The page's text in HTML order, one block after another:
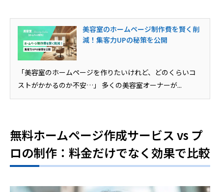
美容室のホームページ制作費を賢く削
減！集客力UPの秘策を公開
「美容室のホームページを作りたいけれど、どのくらいコ
ストがかかるのか不安…」 多くの美容室オーナーが...
無料ホームページ作成サービス vs プ
ロの制作：料金だけでなく効果で比較